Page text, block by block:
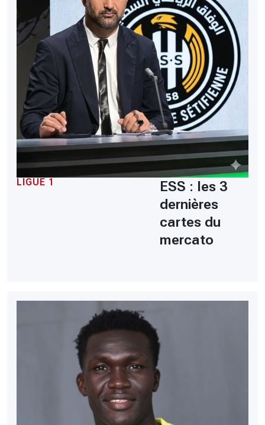
LIGUE 1
ESS : les 3
dernières
cartes du
mercato